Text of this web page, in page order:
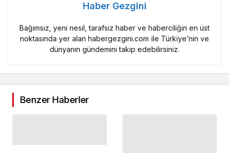
Haber Gezgini
Bağımsız, yeni nesil, tarafsız haber ve haberciliğin en üst
noktasında yer alan habergezgini.com ile Türkiye’nin ve
dünyanın gündemini takip edebilirsiniz.
Benzer Haberler